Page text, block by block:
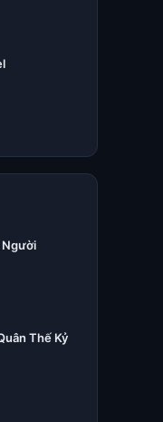
Người
Thế Kỷ